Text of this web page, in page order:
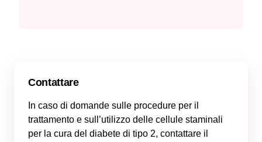
Contattare
In caso di domande sulle procedure per il
trattamento e sull’utilizzo delle cellule staminali
per la cura del diabete di tipo 2, contattare il